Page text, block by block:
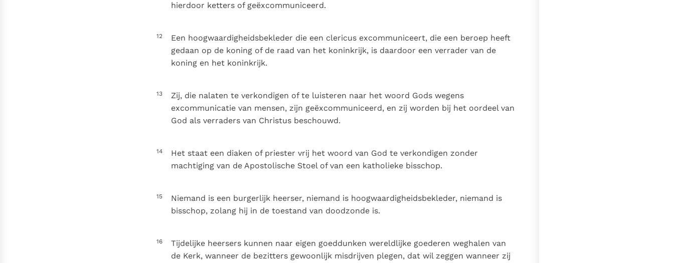
hierdoor ketters of geëxcommuniceerd.
12
Een hoogwaardigheidsbekleder die een clericus excommuniceert, die een beroep heeft
gedaan op de koning of de raad van het koninkrijk, is daardoor een verrader van de
koning en het koninkrijk.
13
Zij, die nalaten te verkondigen of te luisteren naar het woord Gods wegens
excommunicatie van mensen, zijn geëxcommuniceerd, en zij worden bij het oordeel van
God als verraders van Christus beschouwd.
14
Het staat een diaken of priester vrij het woord van God te verkondigen zonder
machtiging van de Apostolische Stoel of van een katholieke bisschop.
15
Niemand is een burgerlijk heerser, niemand is hoogwaardigheidsbekleder, niemand is
bisschop, zolang hij in de toestand van doodzonde is.
16
Tijdelijke heersers kunnen naar eigen goeddunken wereldlijke goederen weghalen van
de Kerk, wanneer de bezitters gewoonlijk misdrijven plegen, dat wil zeggen wanneer zij